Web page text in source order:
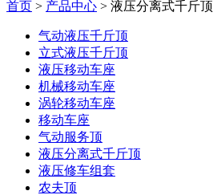
首页 > 产品中心 > 液压分离式千斤顶
气动液压千斤顶
立式液压千斤顶
液压移动车座
机械移动车座
涡轮移动车座
移动车座
气动服务顶
液压分离式千斤顶
液压修车组套
农夫顶